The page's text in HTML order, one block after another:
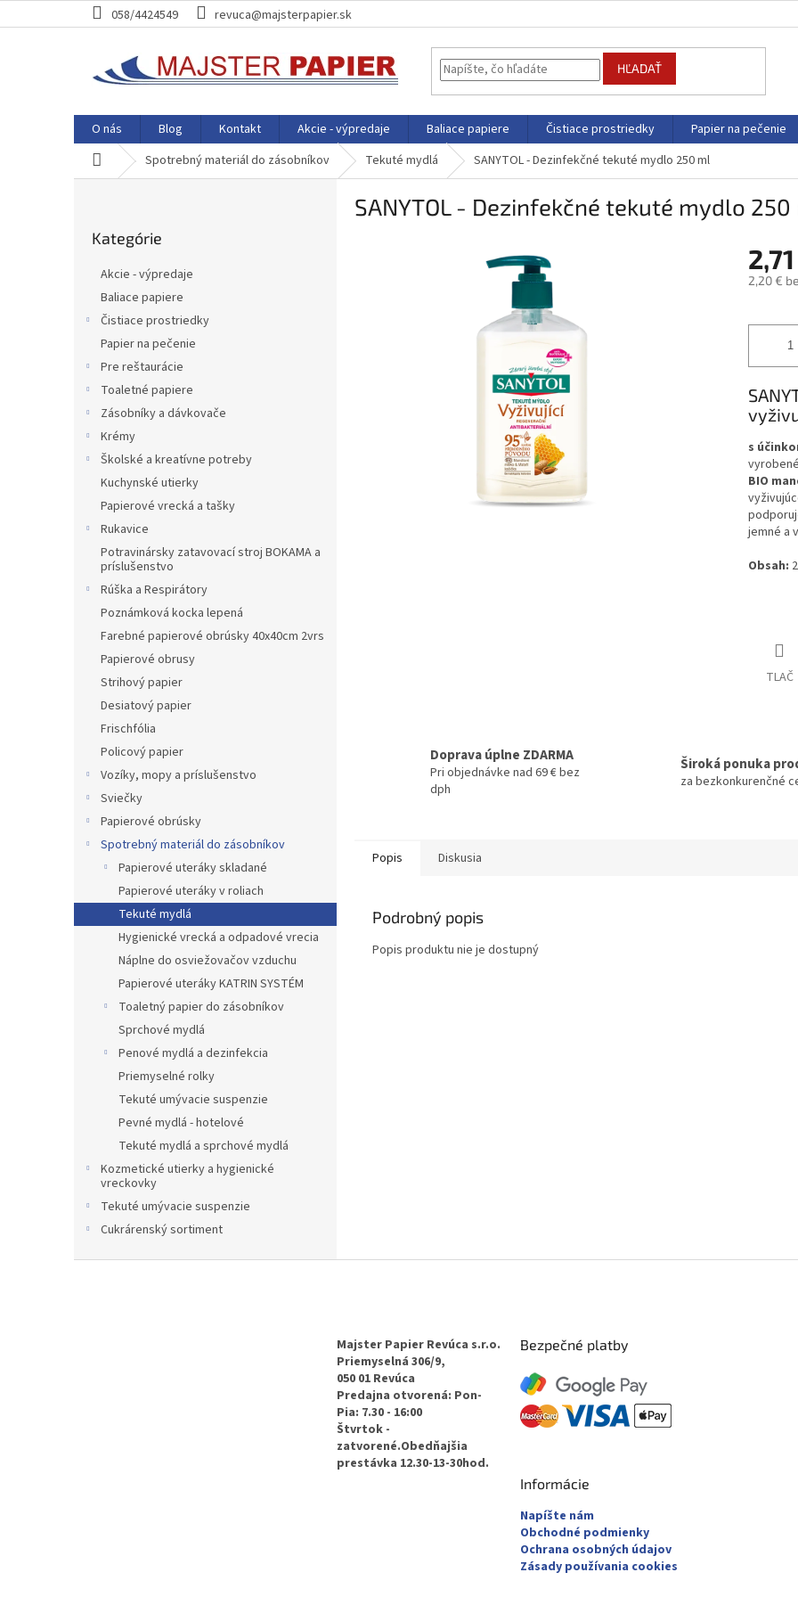
na
058/4424549 revuca@majsterpapier.sk
HĽADAŤ
O nás Blog Kontakt Akcie - výpredaje Baliace papiere Čistiace prostriedky Papier na pečenie
DomovSpotrebný materiál do zásobníkov Tekuté mydlá SANYTOL - Dezinfekčné tekuté mydlo 250 ml
kategórie
Kategórie
Akcie - výpredaje
Baliace papiere
Čistiace prostriedky
Papier na pečenie
Pre reštaurácie
Toaletné papiere
Zásobníky a dávkovače
Krémy
Školské a kreatívne potreby
Kuchynské utierky
Papierové vrecká a tašky
Rukavice
Potravinársky zatavovací stroj BOKAMA a
príslušenstvo
Rúška a Respirátory
Poznámková kocka lepená
Farebné papierové obrúsky 40x40cm 2vrs
Papierové obrusy
Strihový papier
Desiatový papier
Frischfólia
Policový papier
Vozíky, mopy a príslušenstvo
Sviečky
Papierové obrúsky
Spotrebný materiál do zásobníkov
Papierové uteráky skladané
Papierové uteráky v roliach
Tekuté mydlá
Hygienické vrecká a odpadové vrecia
Náplne do osviežovačov vzduchu
Papierové uteráky KATRIN SYSTÉM
Toaletný papier do zásobníkov
Sprchové mydlá
Penové mydlá a dezinfekcia
Priemyselné rolky
Tekuté umývacie suspenzie
Pevné mydlá - hotelové
Tekuté mydlá a sprchové mydlá
Kozmetické utierky a hygienické
vreckovky
Tekuté umývacie suspenzie
Cukrárenský sortiment
SANYTOL - Dezinfekčné tekuté mydlo
2,20 €
cena:
s
BIO
jemné a
Obsah:
TLAČ
Doprava úplne ZDARMA
Pri objednávke nad 69 € bez
dph
Široká ponuka
za bezkonkurenčné
Popis Diskusia
Podrobný popis
Popis produktu nie je dostupný
Majster Papier Revúca s.r.o.
Priemyselná 306/9,
050 01 Revúca
Predajna otvorená: Pon-
Pia: 7.30 - 16:00
Štvrtok -
zatvorené.Obedňajšia
prestávka 12.30-13-30hod.
Bezpečné platby
Informácie
Napíšte nám
Obchodné podmienky
Ochrana osobných údajov
Zásady používania cookies